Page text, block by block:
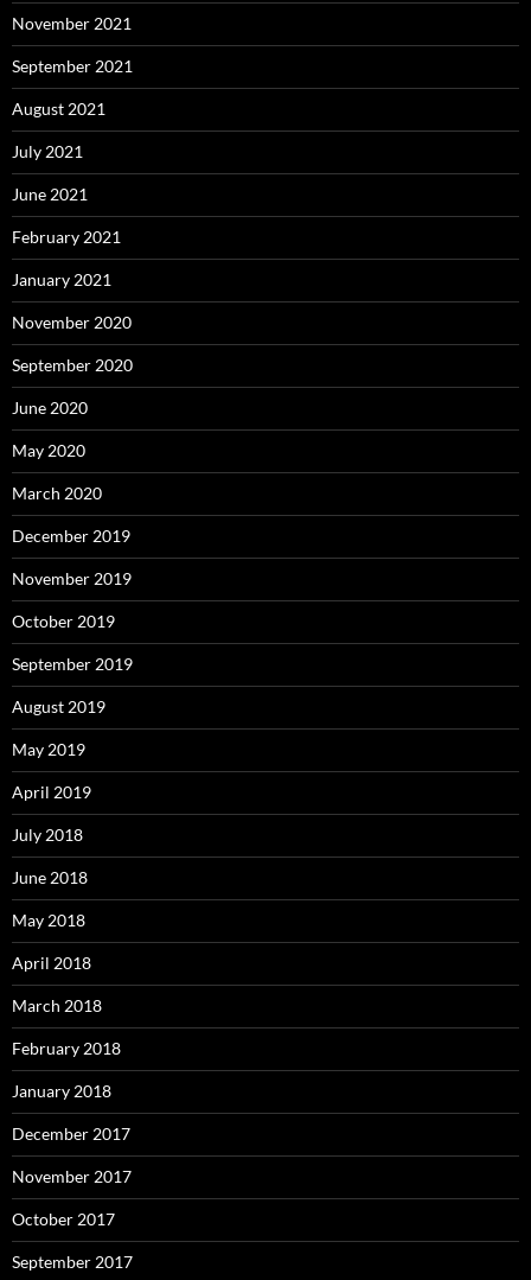
November 2021
September 2021
August 2021
July 2021
June 2021
February 2021
January 2021
November 2020
September 2020
June 2020
May 2020
March 2020
December 2019
November 2019
October 2019
September 2019
August 2019
May 2019
April 2019
July 2018
June 2018
May 2018
April 2018
March 2018
February 2018
January 2018
December 2017
November 2017
October 2017
September 2017